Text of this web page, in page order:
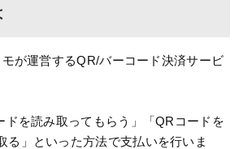
モが運営するQR/バーコード決済サービ
ドを読み取ってもらう」「QRコードを
る」といった方法で支払いを行いま